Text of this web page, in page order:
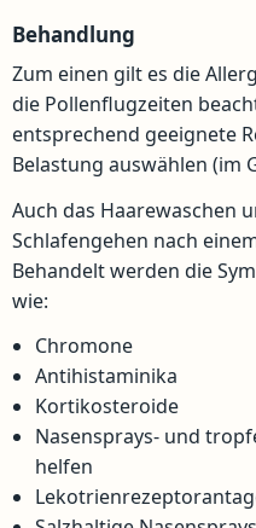
Behandlung
Zum einen gilt es die
die Pollenflugzeiten
entsprechend geeignete
Belastung auswählen (im
Auch das Haarewaschen
Schlafengehen nach
Behandelt werden die
wie:
Chromone
Antihistaminika
Kortikosteroide
Nasensprays- und
helfen